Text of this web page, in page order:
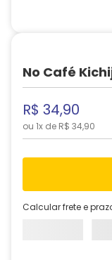
No Café
R$ 34,90
ou 1x de R$ 34,90
Calcular frete e